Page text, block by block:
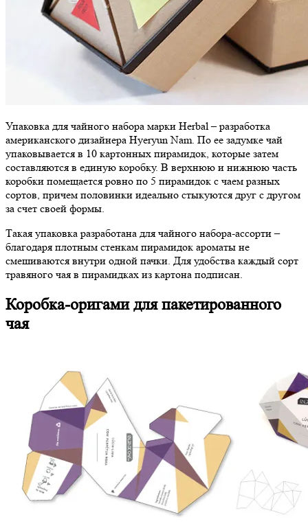
Упаковка для чайного набора марки Herbal – разработка
американского дизайнера Hyeryun Nam. По ее задумке чай
упаковывается в 10 картонных пирамидок, которые затем
составляются в единую коробку. В верхнюю и нижнюю часть
коробки помещается ровно по 5 пирамидок с чаем разных
сортов, причем половинки идеально стыкуются друг с другом
за счет своей формы.
Такая упаковка разработана для чайного набора-ассорти –
благодаря плотным стенкам пирамидок ароматы не
смешиваются внутри одной пачки. Для удобства каждый сорт
травяного чая в пирамидках из картона подписан.
Коробка-оригами для пакетированного
чая